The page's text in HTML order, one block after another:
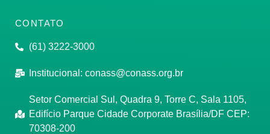
CONTATO
(61) 3222-3000
Institucional: conass@conass.org.br
Setor Comercial Sul, Quadra 9, Torre C, Sala 1105,
Edifício Parque Cidade Corporate Brasília/DF CEP:
70308-200